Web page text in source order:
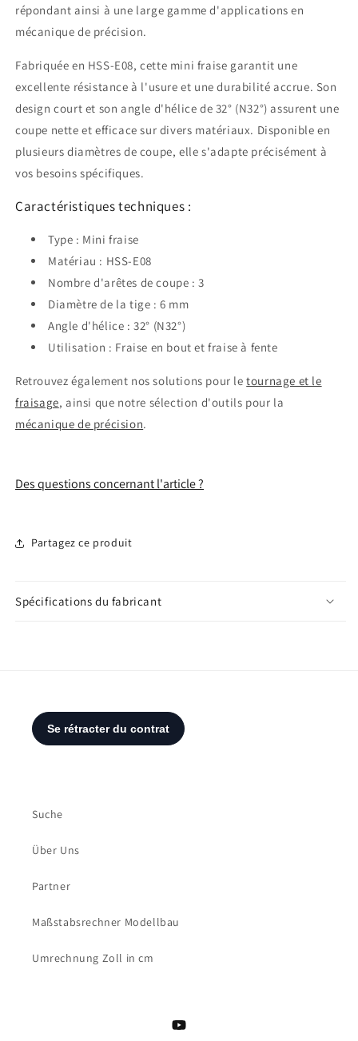
répondant ainsi à une large gamme d'applications en
mécanique de précision.
Fabriquée en HSS-E08, cette mini fraise garantit une
excellente résistance à l'usure et une durabilité accrue. Son
design court et son angle d'hélice de 32° (N32°) assurent une
coupe nette et efficace sur divers matériaux. Disponible en
plusieurs diamètres de coupe, elle s'adapte précisément à
vos besoins spécifiques.
Caractéristiques techniques :
Type : Mini fraise
Matériau : HSS-E08
Nombre d'arêtes de coupe : 3
Diamètre de la tige : 6 mm
Angle d'hélice : 32° (N32°)
Utilisation : Fraise en bout et fraise à fente
Retrouvez également nos solutions pour letournage et le
fraisage, ainsi que notre sélection d'outils pour la
mécanique de précision.
Des questions concernant l'article ?
Partagez ce produit
Spécifications du fabricant
Suche
Über Uns
Partner
Maßstabsrechner Modellbau
Umrechnung Zoll in cm
YouTube